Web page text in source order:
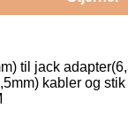
til jack
kabler og stik